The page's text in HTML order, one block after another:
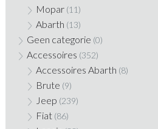
Mopar (11)
Abarth (13)
Geen categorie (0)
Accessoires (352)
Accessoires Abarth (8)
Brute (9)
Jeep (239)
Fiat (86)